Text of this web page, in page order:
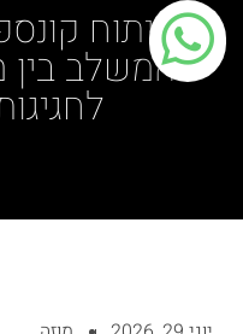
פיתוח
המשלב בין